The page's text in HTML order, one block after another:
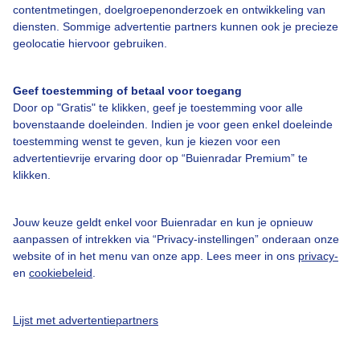
contentmetingen, doelgroepenonderzoek en ontwikkeling van
diensten. Sommige advertentie partners kunnen ook je precieze
geolocatie hiervoor gebruiken.
Geef toestemming of betaal voor toegang
Door op "Gratis" te klikken, geef je toestemming voor alle
bovenstaande doeleinden. Indien je voor geen enkel doeleinde
toestemming wenst te geven, kun je kiezen voor een
advertentievrije ervaring door op “Buienradar Premium” te
klikken.
Jouw keuze geldt enkel voor Buienradar en kun je opnieuw
aanpassen of intrekken via “Privacy-instellingen” onderaan onze
website of in het menu van onze app. Lees meer in ons privacy-
en cookiebeleid
Lijst met advertentiepartners
Over Buienradar
Contact
Toegankelijkheid
Gebruikersvoorwaarden
Buienradar Team
Privacy beleid
Cookie beleid
Gratis weerdata